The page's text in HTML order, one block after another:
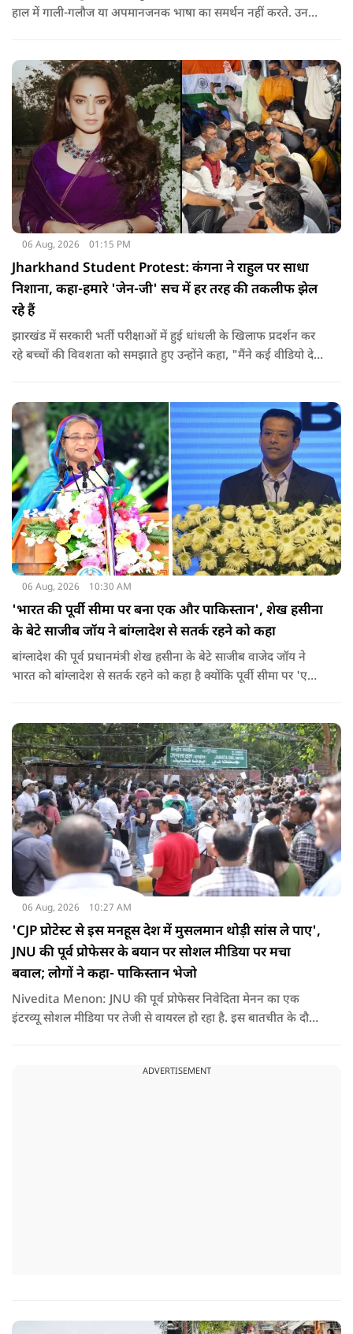
हाल में गाली-गलौज या अपमानजनक भाषा का समर्थन नहीं करते. उनका
06 Aug, 2026 01:15 PM
Jharkhand Student Protest: कंगना ने राहुल पर साधा
निशाना, कहा-हमारे 'जेन-जी' सच में हर तरह की तकलीफ झेल
रहे हैं
झारखंड में सरकारी भर्ती परीक्षाओं में हुई धांधली के खिलाफ प्रदर्शन कर
रहे बच्चों की विवशता को समझाते हुए उन्होंने कहा, "मैंने कई वीडियो देखे
यहां तक गंभीर हैं कि बच्चों के पास ऑनलाइन फूड नहीं जा पा रहा है. ऐसी
स्थिति में राहुल गांधी वहां नहीं पहुंच रहे हैं.
06 Aug, 2026 10:30 AM
'भारत की पूर्वी सीमा पर बना एक और पाकिस्तान', शेख हसीना
के बेटे साजीब जॉय ने बांग्लादेश से सतर्क रहने को कहा
बांग्लादेश की पूर्व प्रधानमंत्री शेख हसीना के बेटे साजीब वाजेद जॉय ने
भारत को बांग्लादेश से सतर्क रहने को कहा है क्योंकि पूर्वी सीमा पर 'एक
होना चाहिए.
06 Aug, 2026 10:27 AM
'CJP प्रोटेस्ट से इस मनहूस देश में मुसलमान थोड़ी सांस ले पाए',
JNU की पूर्व प्रोफेसर के बयान पर सोशल मीडिया पर मचा
बवाल; लोगों ने कहा- पाकिस्तान भेजो
Nivedita Menon: JNU की पूर्व प्रोफेसर निवेदिता मेनन का एक
इंटरव्यू सोशल मीडिया पर तेजी से वायरल हो रहा है. इस बातचीत के दौरान
ADVERTISEMENT